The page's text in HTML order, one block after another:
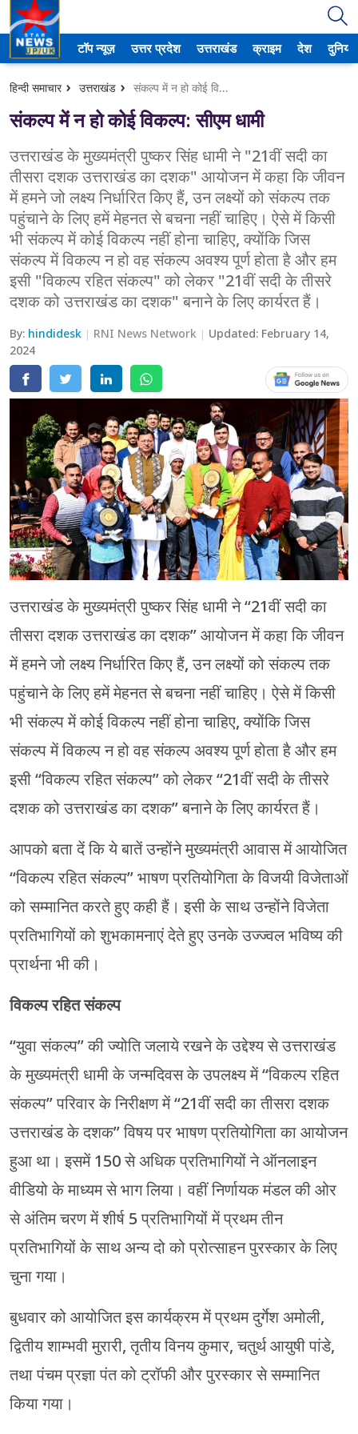
टॉप न्यूज़ उत्तर प्रदेश उत्तराखंड क्राइम देश दुनिया
हिन्दी समाचार उत्तराखंड संकल्प में न हो कोई विकल्प: सीएम धामी
संकल्प में न हो कोई विकल्प: सीएम धामी
उत्तराखंड के मुख्यमंत्री पुष्कर सिंह धामी ने "21वीं सदी का
तीसरा दशक उत्तराखंड का दशक" आयोजन में कहा कि जीवन
में हमने जो लक्ष्य निर्धारित किए हैं, उन लक्ष्यों को संकल्प तक
पहुंचाने के लिए हमें मेहनत से बचना नहीं चाहिए। ऐसे में किसी
भी संकल्प में कोई विकल्प नहीं होना चाहिए, क्योंकि जिस
संकल्प में विकल्प न हो वह संकल्प अवश्य पूर्ण होता है और हम
इसी "विकल्प रहित संकल्प" को लेकर "21वीं सदी के तीसरे
दशक को उत्तराखंड का दशक" बनाने के लिए कार्यरत हैं।
By: hindidesk RNI News Network Updated: February 14,
2024
उत्तराखंड के मुख्यमंत्री पुष्कर सिंह धामी ने “21वीं सदी का
तीसरा दशक उत्तराखंड का दशक” आयोजन में कहा कि जीवन
में हमने जो लक्ष्य निर्धारित किए हैं, उन लक्ष्यों को संकल्प तक
पहुंचाने के लिए हमें मेहनत से बचना नहीं चाहिए। ऐसे में किसी
भी संकल्प में कोई विकल्प नहीं होना चाहिए, क्योंकि जिस
संकल्प में विकल्प न हो वह संकल्प अवश्य पूर्ण होता है और हम
इसी “विकल्प रहित संकल्प” को लेकर “21वीं सदी के तीसरे
दशक को उत्तराखंड का दशक” बनाने के लिए कार्यरत हैं।
आपको बता दें कि ये बातें उन्होंने मुख्यमंत्री आवास में आयोजित
“विकल्प रहित संकल्प” भाषण प्रतियोगिता के विजयी विजेताओं
को सम्मानित करते हुए कही हैं। इसी के साथ उन्होंने विजेता
प्रतिभागियों को शुभकामनाएं देते हुए उनके उज्ज्वल भविष्य की
प्रार्थना भी की।
विकल्प रहित संकल्प
“युवा संकल्प” की ज्योति जलाये रखने के उद्देश्य से उत्तराखंड
के मुख्यमंत्री धामी के जन्मदिवस के उपलक्ष्य में “विकल्प रहित
संकल्प” परिवार के निरीक्षण में “21वीं सदी का तीसरा दशक
उत्तराखंड के दशक” विषय पर भाषण प्रतियोगिता का आयोजन
हुआ था। इसमें 150 से अधिक प्रतिभागियों ने ऑनलाइन
वीडियो के माध्यम से भाग लिया। वहीं निर्णायक मंडल की ओर
से अंतिम चरण में शीर्ष 5 प्रतिभागियों में प्रथम तीन
प्रतिभागियों के साथ अन्य दो को प्रोत्साहन पुरस्कार के लिए
चुना गया।
बुधवार को आयोजित इस कार्यक्रम में प्रथम दुर्गेश अमोली,
द्वितीय शाम्भवी मुरारी, तृतीय विनय कुमार, चतुर्थ आयुषी पांडे,
तथा पंचम प्रज्ञा पंत को ट्रॉफी और पुरस्कार से सम्मानित
किया गया।
उत्तर प्रदेश
कानपुर
प्रयागराज
मेरठ
लखनऊ
अल्मोड़ा
चंपावत
चमोली
देहरादून
नैनीताल
बागेश्वर
हरिद्वार